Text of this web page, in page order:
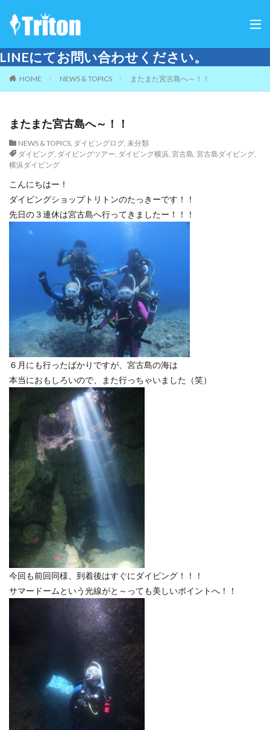
せください。
HOME NEWS & TOPICS またまた宮古島へ～！！
またまた宮古島へ～！！
NEWS & TOPICS, ダイビングログ, 未分類
ダイビング, ダイビングツアー, ダイビング横浜, 宮古島, 宮古島ダイビング,
横浜ダイビング
こんにちはー！
ダイビングショップトリトンのたっきーです！！
先日の３連休は宮古島へ行ってきましたー！！！
６月にも行ったばかりですが、宮古島の海は
本当におもしろいので、また行っちゃいました（笑）
今回も前回同様、到着後はすぐにダイビング！！！
サマードームという光線がと～っても美しいポイントへ！！